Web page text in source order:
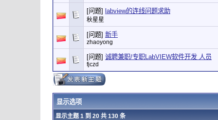
[问题] labview的连线问题求助
秋星星
[问题] 新手
zhaoyong
[问题] 诚聘兼职/专职LabVIEW软件开发 人员
fjczd
显示选项
显示主题 1 到 20 共 130 条